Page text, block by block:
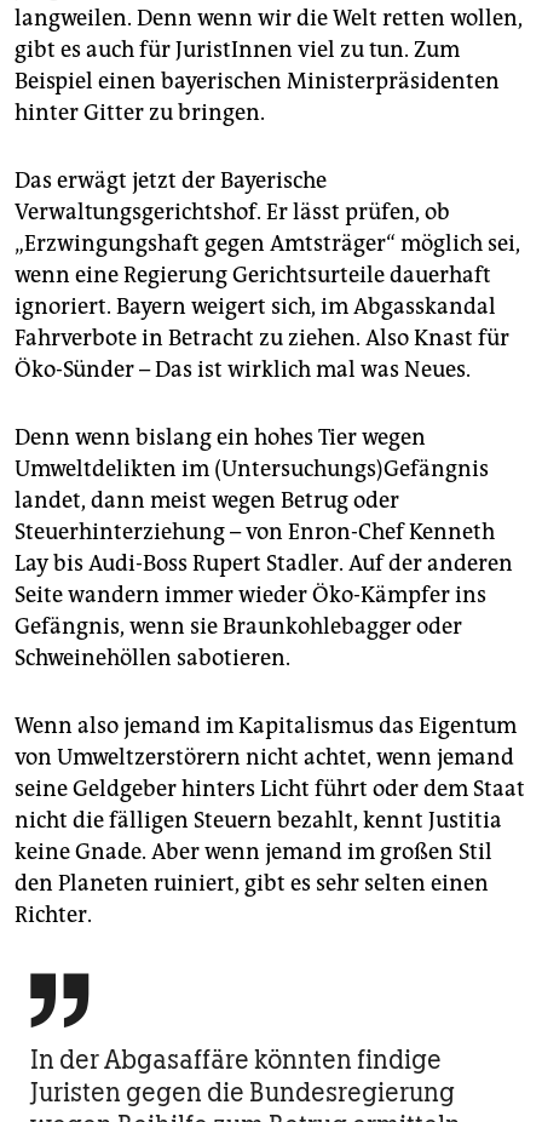
epaper login
langweilen. Denn wenn wir die Welt retten wollen,
gibt es auch für JuristInnen viel zu tun. Zum
Beispiel einen bayerischen Ministerpräsidenten
hinter Gitter zu bringen.
Das erwägt jetzt der Bayerische
Verwaltungsgerichtshof. Er lässt prüfen, ob
„Erzwingungshaft gegen Amtsträger“ möglich sei,
wenn eine Regierung Gerichtsurteile dauerhaft
ignoriert. Bayern weigert sich, im Abgasskandal
Fahrverbote in Betracht zu ziehen. Also Knast für
Öko-Sünder – Das ist wirklich mal was Neues.
Denn wenn bislang ein hohes Tier wegen
Umweltdelikten im (Untersuchungs)Gefängnis
landet, dann meist wegen Betrug oder
Steuerhinterziehung – von Enron-Chef Kenneth
Lay bis Audi-Boss Rupert Stadler. Auf der anderen
Seite wandern immer wieder Öko-Kämpfer ins
Gefängnis, wenn sie Braunkohlebagger oder
Schweinehöllen sabotieren.
Wenn also jemand im Kapitalismus das Eigentum
von Umweltzerstörern nicht achtet, wenn jemand
seine Geldgeber hinters Licht führt oder dem Staat
nicht die fälligen Steuern bezahlt, kennt Justitia
keine Gnade. Aber wenn jemand im großen Stil
den Planeten ruiniert, gibt es sehr selten einen
Richter.

In der Abgasaffäre könnten findige
Juristen gegen die Bundesregierung